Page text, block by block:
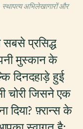
स्थापत्य अभिलेखागारों और
सबसे प्रसिद्ध
मुस्कान के
दिनदहाड़े हुई
चोरी जिसने एक
दिया? फ़्रान्स के